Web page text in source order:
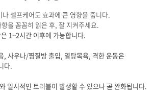
나 셀프케어도 효과에 큰 영향을 줍니다.
을 꼼꼼히 읽은 후, 잘 지켜주세요.
1~2시간 이후에 가능합니다.
, 사우나/찜질방 출입, 열탕목욕, 격한 운동은
다.
일시적인 트러블이 발생할 수 있으나 곧 완화됩니다.